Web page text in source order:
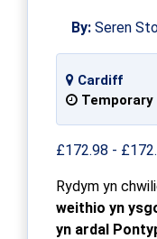
By: Seren
Cardiff
Temporary
£172.98 -
Rydym yn
weithio yn
yn ardal